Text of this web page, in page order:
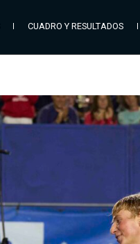
CUADRO Y RESULTADOS